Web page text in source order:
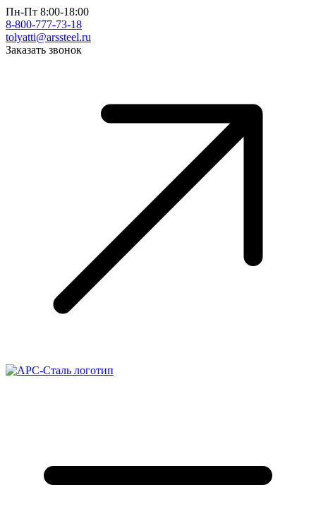
Пн-Пт 8:00-18:00
8-800-777-73-18
tolyatti@arssteel.ru
Заказать звонок